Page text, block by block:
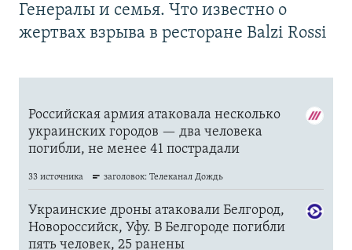
Генералы и семья. Что известно о
жертвах взрыва в ресторане Balzi Rossi